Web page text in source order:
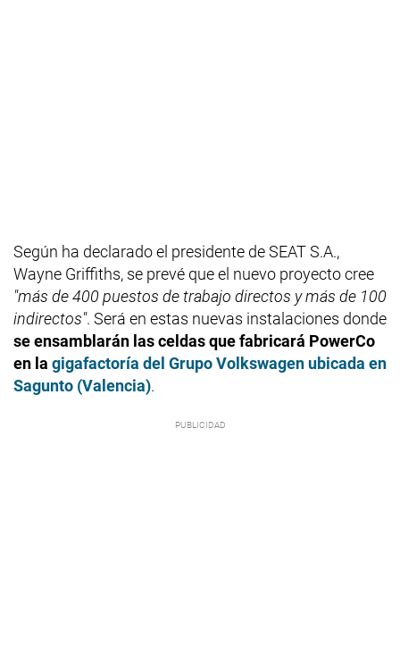
Según ha declarado el presidente de SEAT S.A.,
Wayne Griffiths, se prevé que el nuevo proyecto cree
"más de 400 puestos de trabajo directos y más de 100
indirectos". Será en estas nuevas instalaciones donde
se ensamblarán las celdas que fabricará PowerCo
en la gigafactoría del Grupo Volkswagen ubicada en
Sagunto (Valencia).